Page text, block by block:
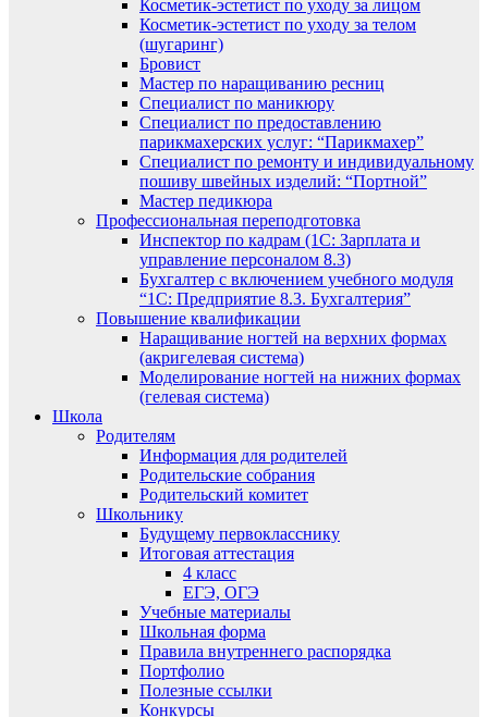
Косметик-эстетист по уходу за лицом
Косметик-эстетист по уходу за телом
(шугаринг)
Бровист
Мастер по наращиванию ресниц
Специалист по маникюру
Специалист по предоставлению
парикмахерских услуг: “Парикмахер”
Специалист по ремонту и индивидуальному
пошиву швейных изделий: “Портной”
Мастер педикюра
Профессиональная переподготовка
Инспектор по кадрам (1С: Зарплата и
управление персоналом 8.3)
Бухгалтер с включением учебного модуля
“1С: Предприятие 8.3. Бухгалтерия”
Повышение квалификации
Наращивание ногтей на верхних формах
(акригелевая система)
Моделирование ногтей на нижних формах
(гелевая система)
Школа
Родителям
Информация для родителей
Родительские собрания
Родительский комитет
Школьнику
Будущему первокласснику
Итоговая аттестация
4 класс
ЕГЭ, ОГЭ
Учебные материалы
Школьная форма
Правила внутреннего распорядка
Портфолио
Полезные ссылки
Конкурсы